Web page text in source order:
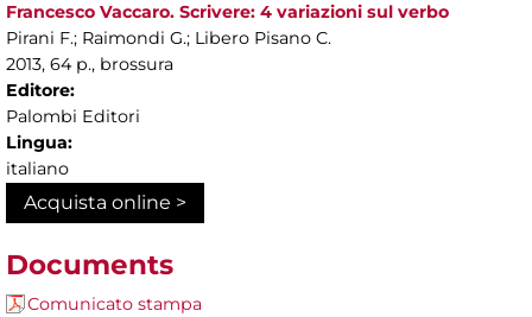
Francesco Vaccaro. Scrivere: 4 variazioni sul verbo
Pirani F.; Raimondi G.; Libero Pisano C.
2013, 64 p., brossura
Editore:
Palombi Editori
Lingua:
italiano
Acquista online >
Documents
Comunicato stampa